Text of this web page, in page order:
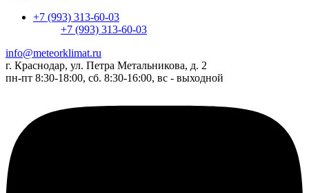
+7 (993) 313-60-03
+7 (993) 313-60-03
info@meteorklimat.ru
г. Краснодар, ул. Петра Метальникова, д. 2
пн-пт 8:30-18:00, сб. 8:30-16:00, вс - выходной